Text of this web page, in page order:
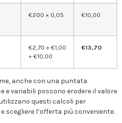
€200 × 0,05 €10,00
€2,70 + €1,00
+ €10,00
€13,70
anche con una puntata
e variabili possono erodere il valore
questi calcoli per
scegliere l’offerta più conveniente.